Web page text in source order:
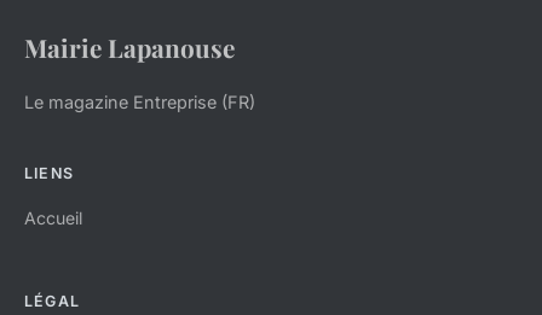
Mairie Lapanouse
Le magazine Entreprise (FR)
LIENS
Accueil
LÉGAL